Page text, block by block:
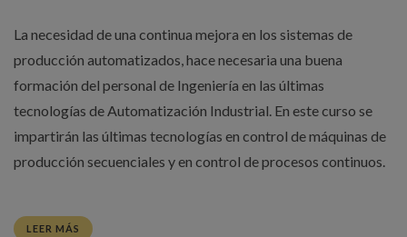
La necesidad de una continua mejora en los sistemas de
producción automatizados, hace necesaria una buena
formación del personal de Ingeniería en las últimas
tecnologías de Automatización Industrial. En este curso se
impartirán las últimas tecnologías en control de máquinas de
producción secuenciales y en control de procesos continuos.
LEER MÁS